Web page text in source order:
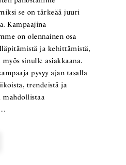
se on tärkeää juuri
Kampaajina
on olennainen osa
ja kehittämistä,
sinulle asiakkaana.
pysyy ajan tasalla
trendeistä ja
mahdollistaa